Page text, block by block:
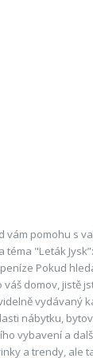
vám pomohu s
"Leták
Pokud
domov, jistě
vydávaný
nábytku,
vybavení a
a trendy, ale